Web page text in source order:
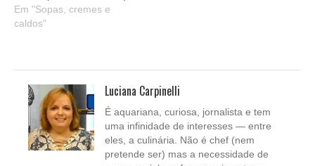
Em "Sopas, cremes e
caldos"
Luciana Carpinelli
É aquariana, curiosa, jornalista e tem
uma infinidade de interesses — entre
eles, a culinária. Não é chef (nem
pretende ser) mas a necessidade de